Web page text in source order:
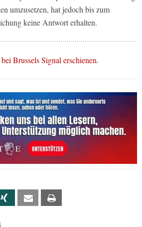
umzusetzen, hat jedoch bis zum
keine Antwort erhalten.
Brussels Signal erschienen.
Xing Email